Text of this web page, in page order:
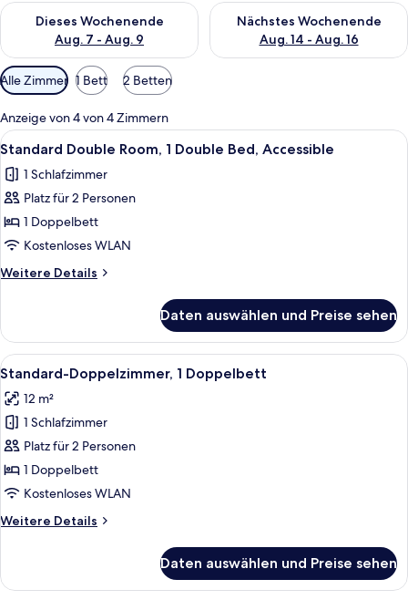
Dieses Wochenende
Aug. 7 - Aug. 9
Überprüfe die Verfügbarkeit für dieses Wochenende, Aug. 7
Nächstes Wochenende
Aug. 14 - Aug. 16
Überprüfe die Verfügbarkeit
Verfügbare
Filter
für
Zimmer
Alle Zimmer 1 Bett 2 Betten
Anzeige von 4 von 4 Zimmern
Alle
Fotos
für
Standard
Double
Room,
1
Double
Accessible
anzeigen
Ein kleiner, moderner Raum mit
9
Standard Double Room, 1 Double Bed, Accessible
1 Schlafzimmer
Platz für 2 Personen
1 Doppelbett
Kostenloses WLAN
Weitere Details
Weitere
Double
Room,
1
Bed,
Accessible
Daten auswählen und Preise sehen
Alle
Fotos
für
Standard-
Doppelzimmer,
1
Doppelbett
Standard-Doppelzimmer, 1
14
Standard-Doppelzimmer, 1 Doppelbett
12 m²
1 Schlafzimmer
Platz für 2 Personen
1 Doppelbett
Kostenloses WLAN
Weitere Details
Weitere
Doppelzimmer,
Daten auswählen und Preise sehen